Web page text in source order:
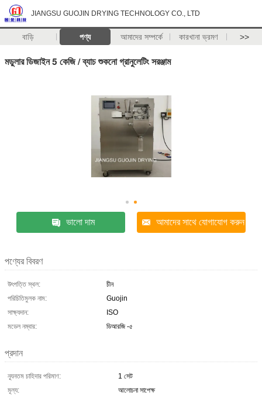
JIANGSU GUOJIN DRYING TECHNOLOGY CO., LTD
বাড়ি পণ্য আমাদের সম্পর্কে কারখানা ভ্রমণ >>
মডুলার ডিজাইন 5 কেজি / ব্যাচ শুকনো গ্রানুলেটিং সরঞ্জাম
ভালো দাম আমাদের সাথে যোগাযোগ করুন
পণ্যের বিবরণ
উৎপত্তি স্থল:
চীন
পরিচিতিমুলক নাম:
Guojin
সাক্ষ্যদান:
ISO
মডেল নম্বার:
ডিআরজি -৫
প্রদান
ন্যূনতম চাহিদার পরিমাণ:
1 সেট
মূল্য:
আলোচনা সাপেক্ষ